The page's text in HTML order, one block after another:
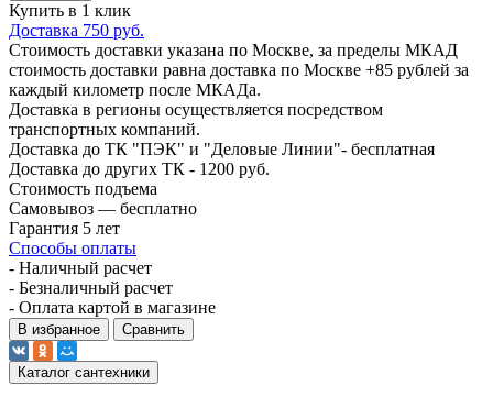
Купить в 1 клик
Доставка 750 руб.
Стоимость доставки указана по Москве, за пределы МКАД
стоимость доставки равна доставка по Москве +85 рублей за
каждый километр после МКАДа.
Доставка в регионы осуществляется посредством
транспортных компаний.
Доставка до ТК "ПЭК" и "Деловые Линии"- бесплатная
Доставка до других ТК - 1200 руб.
Стоимость подъема
Самовывоз — бесплатно
Гарантия 5 лет
Способы оплаты
- Наличный расчет
- Безналичный расчет
- Оплата картой в магазине
В избранное Сравнить
Каталог сантехники